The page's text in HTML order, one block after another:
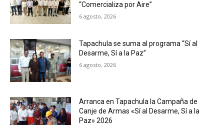
“Comercializa por Aire”
6 agosto, 2026
Tapachula se suma al programa “Sí al
Desarme, Sí a la Paz”
6 agosto, 2026
Arranca en Tapachula la Campaña de
Canje de Armas «Sí al Desarme, Sí a la
Paz» 2026